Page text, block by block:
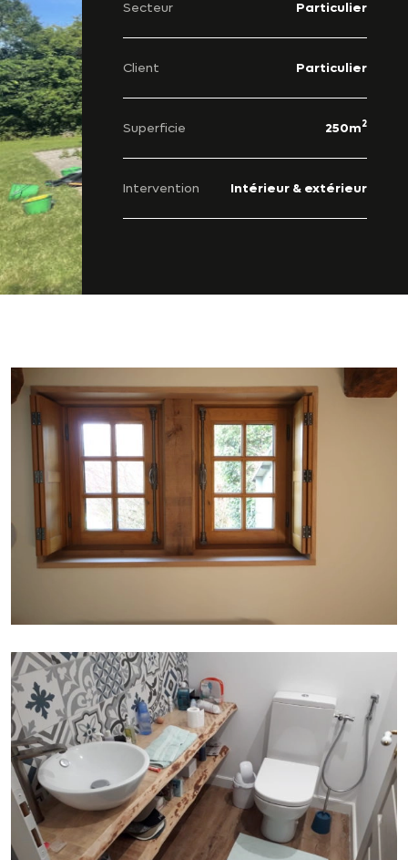
Secteur Particulier
Client Particulier
Superficie 250m2
Intervention Intérieur & extérieur